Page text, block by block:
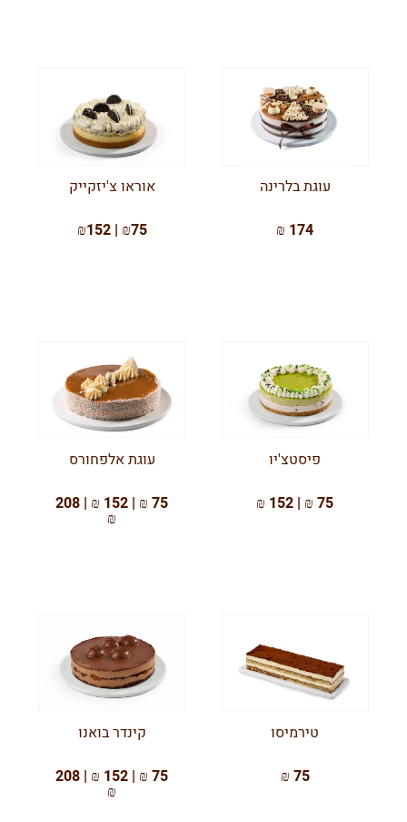
עוגת בלרינה
174 ₪
אוראו צ'יזקייק
₪75 | ₪152
פיסטצ'יו
75 ₪ | 152 ₪
עוגת אלפחורס
75 ₪ | 152 ₪ | 208
₪
טירמיסו
75 ₪
קינדר בואנו
75 ₪ | 152 ₪ | 208
₪